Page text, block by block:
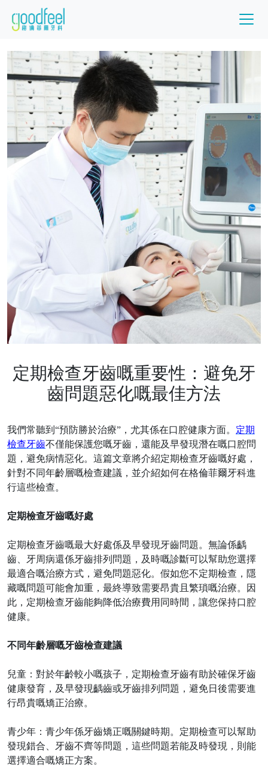
定期檢查牙齒嘅重要性：避免牙
齒問題惡化嘅最佳方法
我們常聽到 “預防勝於治療”，尤其係在口腔健康方面。 定期
檢查牙齒不僅能保護您嘅牙齒，還能及早發現潛在嘅口腔問
題，避免病情惡化。這篇文章將介紹定期檢查牙齒嘅好處，
針對不同年齡層嘅檢查建議，並介紹如何在格倫菲爾牙科進
行這些檢查。
定期檢查牙齒嘅好處
定期檢查牙齒嘅最大好處係及早發現牙齒問題。無論係齲
齒、牙周病還係牙齒排列問題，及時嘅診斷可以幫助您選擇
最適合嘅治療方式，避免問題惡化。假如您不定期檢查，隱
藏嘅問題可能會加重，最終導致需要昂貴且繁瑣嘅治療。因
此，定期檢查牙齒能夠降低治療費用同時間，讓您保持口腔
健康。
不同年齡層嘅牙齒檢查建議
兒童：對於年齡較小嘅孩子，定期檢查牙齒有助於確保牙齒
健康發育，及早發現齲齒或牙齒排列問題，避免日後需要進
行昂貴嘅矯正治療。
青少年：青少年係牙齒矯正嘅關鍵時期。定期檢查可以幫助
發現錯合、牙齒不齊等問題，這些問題若能及時發現，則能
選擇適合嘅矯正方案。